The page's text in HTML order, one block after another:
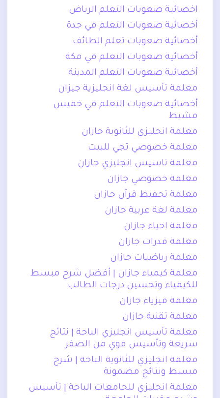
اخصائية صعوبات التعلم الرياض
أخصائية صعوبات التعلم في جدة
أخصائية صعوبات تعلم الطائف
أخصائية صعوبات التعلم في مكة
أخصائية صعوبات التعلم المدينة
معلمة تأسيس لغة انجليزية جيزان
أخصائية صعوبات التعلم في خميس
مشيط
معلمة انجليزي للثانوية جازان
معلمة خصوصي تجي للبيت
معلمة تاسيس انجليزي جازان
معلمة خصوصي جازان
معلمة تحفيظ قرآن جازان
معلمة لغة عربية جازان
معلمة احياء جازان
معلمة قدرات جازان
معلمة رياضيات جازان
معلمة كيمياء جازان | أفضل شرح مبسط
للكيمياء وتحسين درجات الطالب
معلمة فيزياء جازان
معلمة تقنية جازان
معلمة تأسيس انجليزي الباحة | نتائج
سريعة وتأسيس قوي من الصفر
معلمة انجليزي للثانوية الباحة | شرح
مبسط ونتائج مضمونة
معلمة انجليزي للجامعات الباحة | تأسيس